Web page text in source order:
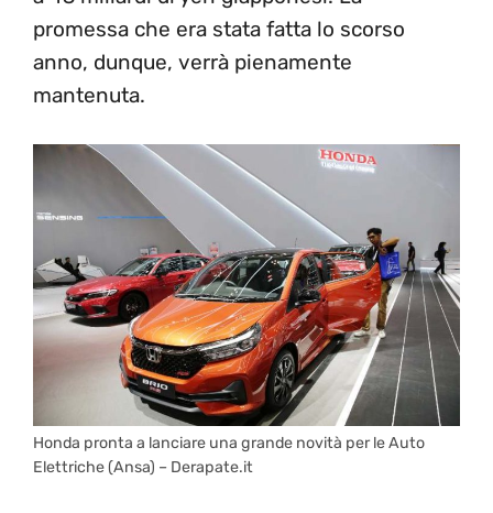
promessa che era stata fatta lo scorso
anno, dunque, verrà pienamente
mantenuta.
Honda pronta a lanciare una grande novità per le Auto
Elettriche (Ansa) – Derapate.it